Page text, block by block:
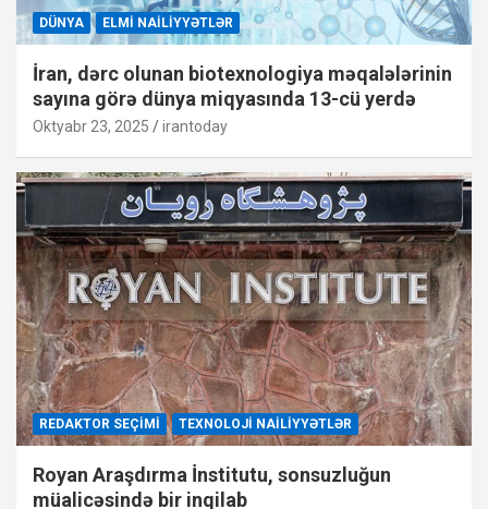
DÜNYA ELMI NAILIYYƏTLƏR
İran, dərc olunan biotexnologiya məqalələrinin
sayına görə dünya miqyasında 13-cü yerdə
Oktyabr 23, 2025 irantoday
REDAKTOR SEÇIMI TEXNOLOJI NAILIYYƏTLƏR
Royan Araşdırma İnstitutu, sonsuzluğun
müalicəsində bir inqilab